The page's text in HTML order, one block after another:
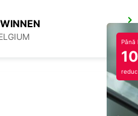
Până